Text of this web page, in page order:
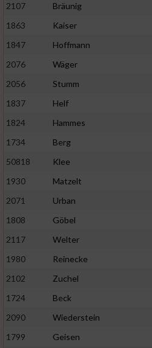
2107
Bräunig
1863
Kaiser
1847
Hoffmann
2076
Wäger
2056
Stumm
1837
Helf
1824
Hammes
1734
Berg
50818
Klee
1930
Matzelt
2071
Urban
1808
Göbel
2117
Welter
1980
Reinecke
2102
Zuchel
1724
Beck
2090
Wiederstein
1799
Geisen